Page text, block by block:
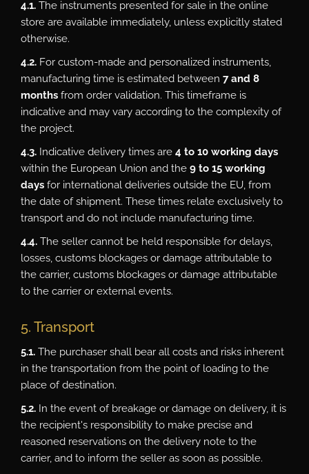
4.1. The instruments presented for sale in the online
store are available immediately, unless explicitly stated
otherwise.
4.2. For custom-made and personalized instruments,
manufacturing time is estimated between 7 and 8
months from order validation. This timeframe is
indicative and may vary according to the complexity of
the project.
4.3. Indicative delivery times are 4 to 10 working days
within the European Union and the 9 to 15 working
days for international deliveries outside the EU, from
the date of shipment. These times relate exclusively to
transport and do not include manufacturing time.
4.4. The seller cannot be held responsible for delays,
losses, customs blockages or damage attributable to
the carrier, customs blockages or damage attributable
to the carrier or external events.
5. Transport
5.1. The purchaser shall bear all costs and risks inherent
in the transportation from the point of loading to the
place of destination.
5.2. In the event of breakage or damage on delivery, it is
the recipient's responsibility to make precise and
reasoned reservations on the delivery note to the
carrier, and to inform the seller as soon as possible.